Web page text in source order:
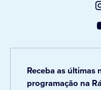
Receba as últimas
programação na